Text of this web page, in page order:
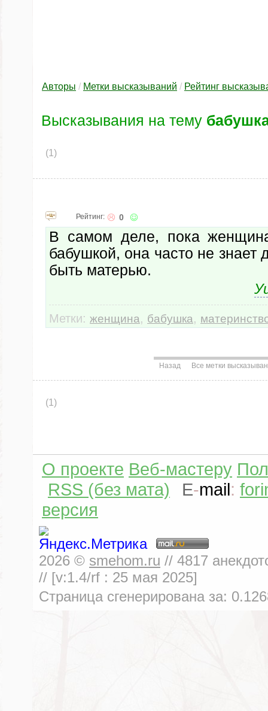
Авторы / Метки высказываний / Рейтинг
Высказывания на тему
(1)
Рейтинг: 0
В самом деле, пока
бабушкой, она часто не знает
быть матерью.
Метки: женщина, бабушка,
Назад Все метки
(1)
О проекте Веб-мастеру
RSS (без мата)
E-mail:
версия
2026 © smehom.ru // 4817
// [v:1.4/rf : 25 мая 2025]
Страница сгенерирована за: